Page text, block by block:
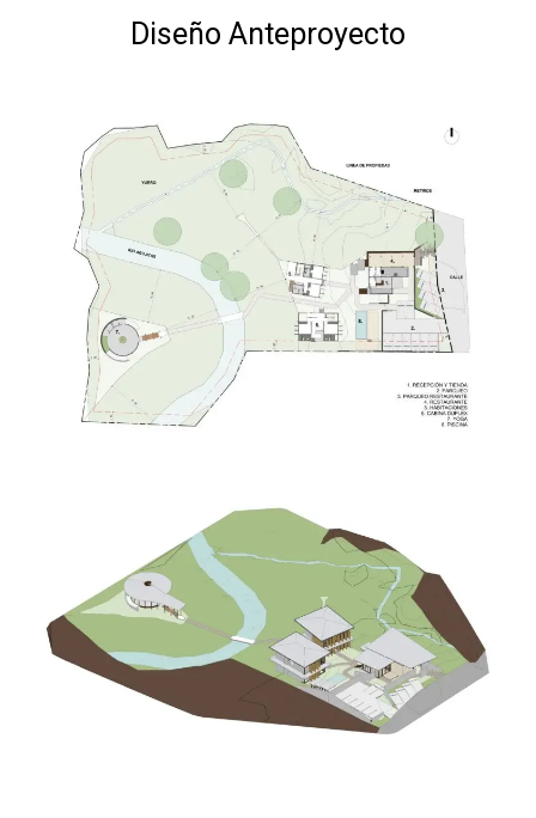
Diseño Anteproyecto